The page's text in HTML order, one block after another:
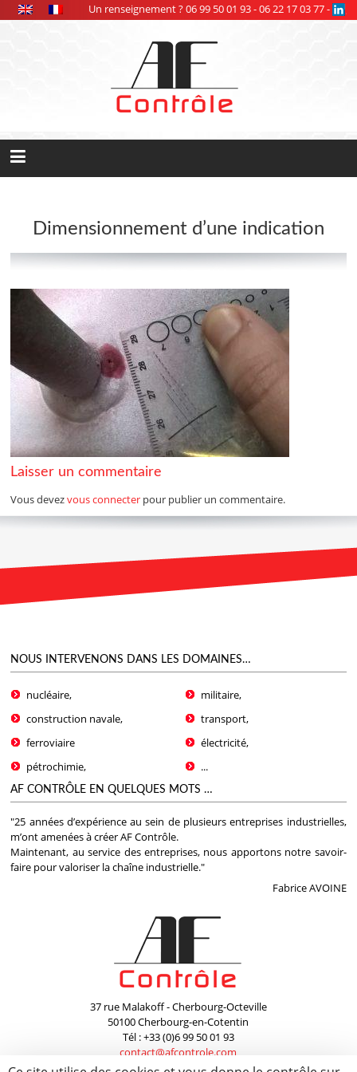
Un renseignement ? 06 99 50 01 93 - 06 22 17 03 77 -
Dimensionnement d’une indication
Laisser un commentaire
Vous devezvous connecter pour publier un commentaire.
NOUS INTERVENONS DANS LES DOMAINES…
nucléaire,
construction navale,
ferroviaire
pétrochimie,
militaire,
transport,
électricité,
...
AF CONTRÔLE EN QUELQUES MOTS …
"25 années d’expérience au sein de plusieurs entreprises industrielles,
m’ont amenées à créer AF Contrôle.
Maintenant, au service des entreprises, nous apportons notre savoir-
faire pour valoriser la chaîne industrielle."
Fabrice AVOINE
37 rue Malakoff - Cherbourg-Octeville
50100 Cherbourg-en-Cotentin
Tél : +33 (0)6 99 50 01 93
contact@afcontrole.com
Panneau de gestion des cookies